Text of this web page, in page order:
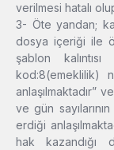
verilmesi hatalı
3- Öte yandan;
dosya içeriği ile
şablon
kod:8(emeklilik)
anlaşılmaktadır”
ve gün
erdiği
hak kazandığı